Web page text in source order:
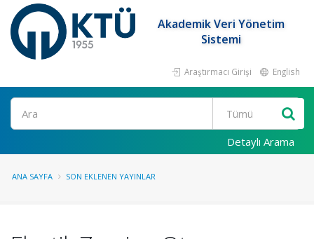
Akademik Veri Yönetim
Sistemi
Araştırmacı Girişi English
Ara
Detaylı Arama
ANA SAYFA SON EKLENEN YAYINLAR